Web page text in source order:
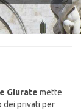
Giurate mette
dei privati per